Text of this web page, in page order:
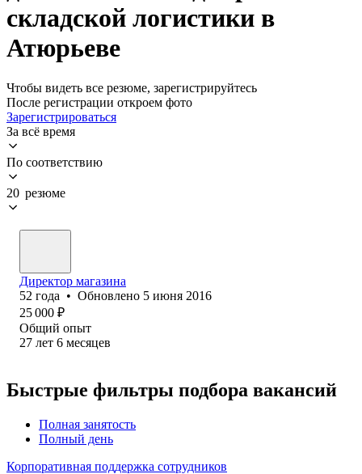
складской логистики в
Атюрьеве
Чтобы видеть все резюме, зарегистрируйтесь
После регистрации откроем фото
Зарегистрироваться
За всё время
По соответствию
20 резюме
Директор магазина
52 года • Обновлено 5 июня 2016
25 000 ₽
Общий опыт
27 лет 6 месяцев
Быстрые фильтры подбора вакансий
Полная занятость
Полный день
Корпоративная поддержка сотрудников